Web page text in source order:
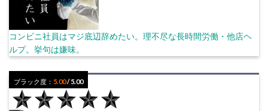
コンビニ社員はマジ底辺辞めたい。理不尽な長時間労働・他店ヘ
ルプ。挙句は嫌味。
ブラック度： 5.00/ 5.00